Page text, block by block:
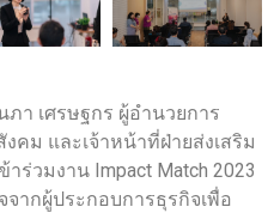
า เศรษฐกร ผู้อำนวยการ
คม และเจ้าหน้าที่ฝ่ายส่งเสริม
ร่วมงาน Impact Match 2023
ากผู้ประกอบการธุรกิจเพื่อ